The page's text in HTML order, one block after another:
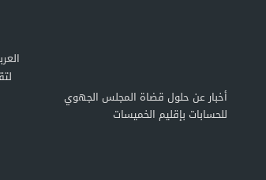
أخبار عن حلول قضاة المجلس الجهوي
للحسابات بإقليم الخميسات